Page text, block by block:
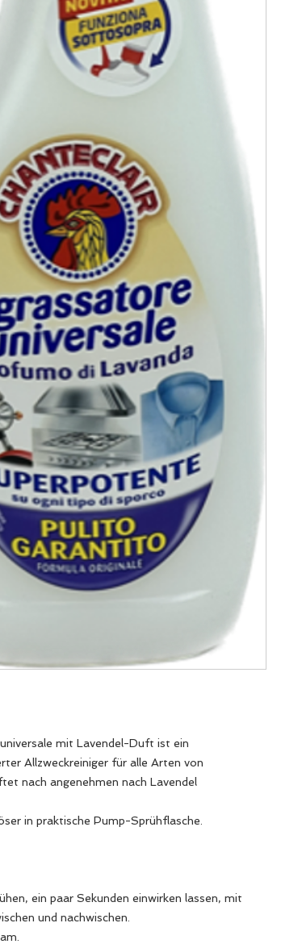
mit Lavendel-Duft ist ein
Allzweckreiniger für alle Arten von
nach angenehmen nach Lavendel
in praktische Pump-Sprühflasche.
ein paar Sekunden einwirken lassen, mit
und nachwischen.